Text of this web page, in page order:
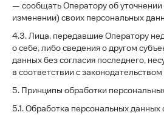
— сообщать Оператору об
изменении) своих персональных
4.3. Лица, передавшие Оператору
о себе, либо сведения о другом
данных без согласия последнего,
в соответствии с
5. Принципы обработки
5.1. Обработка персональных данных